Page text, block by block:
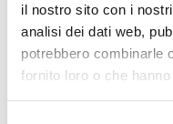
il nostro sito con i
analisi dei dati web,
potrebbero combinarle
fornito loro o che
2 Quantità
Minimo: 100
3 Il tuo logo /